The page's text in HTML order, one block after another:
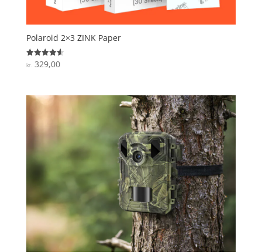
Polaroid 2×3 ZINK Paper
Vurderet
4.6
kr.329,00